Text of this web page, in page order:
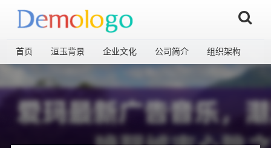
首页 洹玉背景 企业文化 公司简介 组织架构